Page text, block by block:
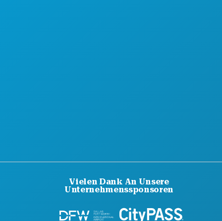
Vielen Dank An Unsere
Unternehmenssponsoren